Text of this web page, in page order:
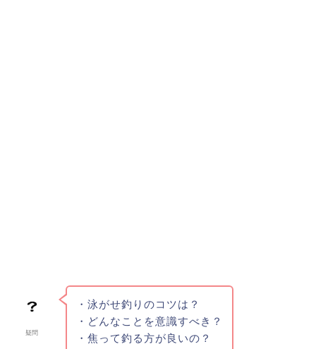
疑問
・泳がせ釣りのコツは？
・どんなことを意識すべき？
・焦って釣る方が良いの？